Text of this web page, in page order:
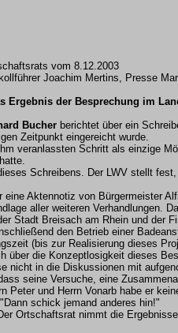
vom 8.12.2003
Joachim Mertins, Presse
Ergebnis der Besprechung im
Bucher berichtet über ein
Zeitpunkt eingereicht wurde.
veranlassten Schritt als einzige
Schreibens. Der LWV stellt
eine Aktennotiz von Bürgermeister
aller weiteren Verhandlungen.
Stadt Breisach am Rhein und der
den Betrieb einer
(bis zur Realisierung dieses
über die Konzeptlosigkeit dieses
nicht in die Diskussionen mit
seine Versuche, eine
Peter und Herrn Vonarb habe er
schick jemand anderes hin!"
Ortschaftsrat nimmt die